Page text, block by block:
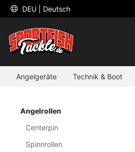
DEU | Deutsch
Angelgeräte Technik & Boot
Angelrollen
Centerpin
Spinnrollen